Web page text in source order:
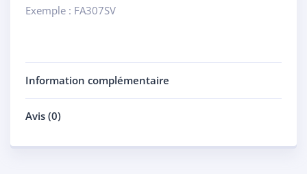
Exemple : FA307SV
Information complémentaire
Avis (0)